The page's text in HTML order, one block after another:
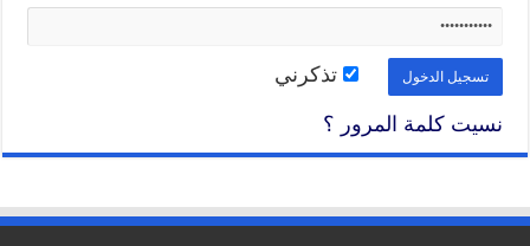
تذكرني
نسيت كلمة المرور ؟